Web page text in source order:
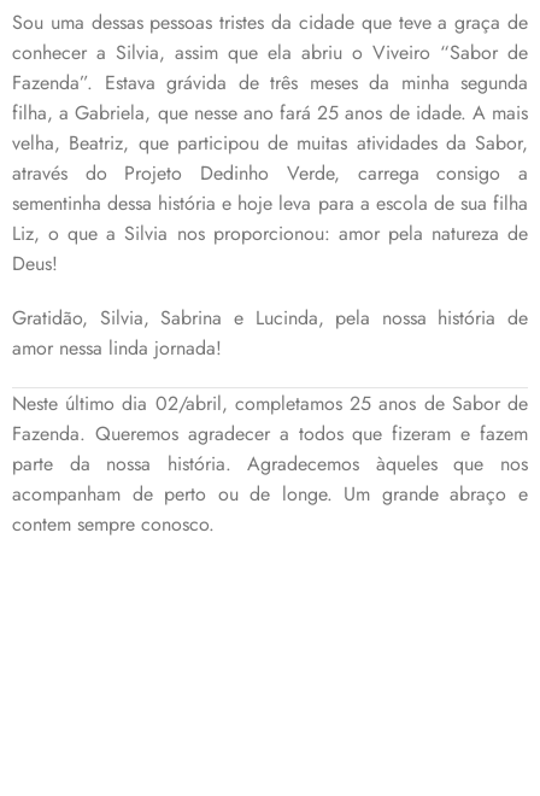
Sou uma dessas pessoas tristes da cidade que teve a graça de
conhecer a Silvia, assim que ela abriu o Viveiro “Sabor de
Fazenda”. Estava grávida de três meses da minha segunda
filha, a Gabriela, que nesse ano fará 25 anos de idade. A mais
velha, Beatriz, que participou de muitas atividades da Sabor,
através do Projeto Dedinho Verde, carrega consigo a
sementinha dessa história e hoje leva para a escola de sua filha
Liz, o que a Silvia nos proporcionou: amor pela natureza de
Deus!
Gratidão, Silvia, Sabrina e Lucinda, pela nossa história de
amor nessa linda jornada!
Neste último dia 02/abril, completamos 25 anos de Sabor de
Fazenda. Queremos agradecer a todos que fizeram e fazem
parte da nossa história. Agradecemos àqueles que nos
acompanham de perto ou de longe. Um grande abraço e
contem sempre conosco.